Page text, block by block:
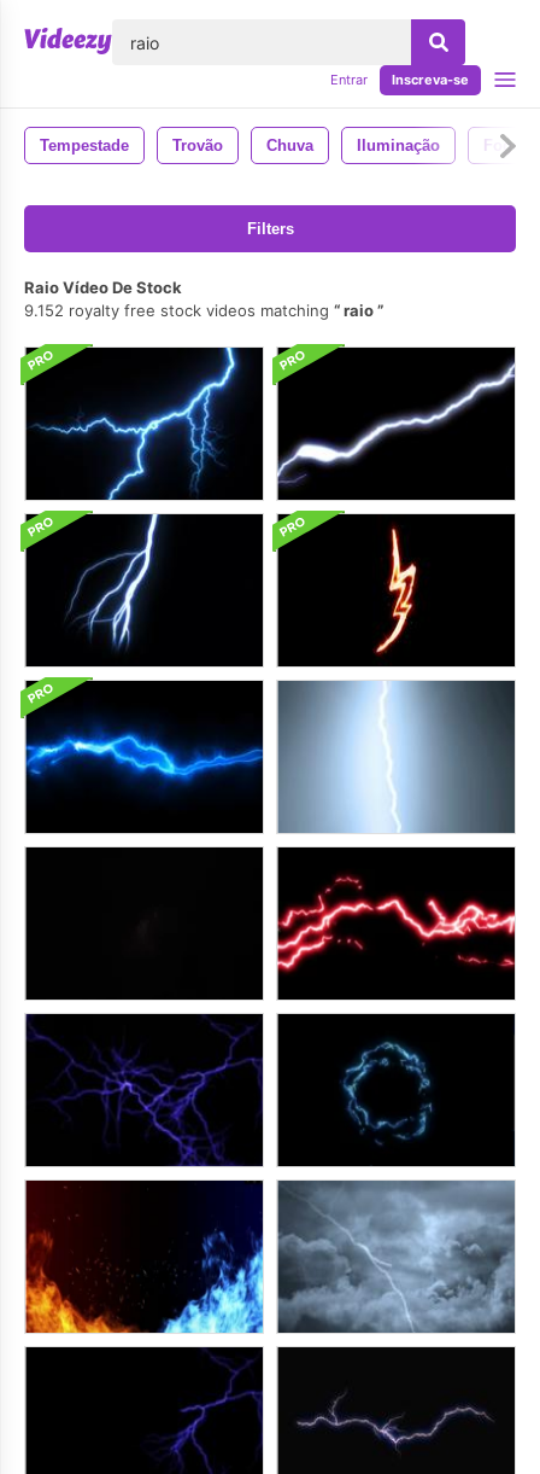
Entrar Inscreva-se
Tempestade Trovão Chuva Iluminação Fogo
Filters
Raio Vídeo De Stock
9.152 royalty free stock videos matching
raio